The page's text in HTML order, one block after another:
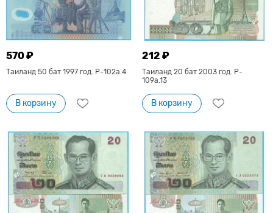
570 ₽
Таиланд 50 бат 1997 год. P-102a.4
В корзину
212 ₽
Таиланд 20 бат 2003 год. P-
109a.13
В корзину